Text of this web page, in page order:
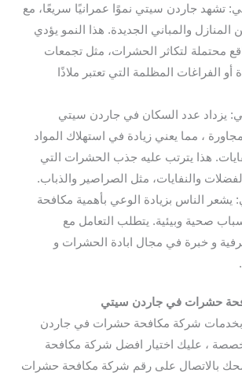
تشهد جاردن سيتي نموًا عمرانيًا سريعًا، مع
المنازل والمباني الجديدة. هذا النمو يؤدي
محتملة لتكاثر الحشرات، مثل تجمعات
أو الفراغات المظلمة التي تعتبر ملاذًا
يزداد عدد السكان في جاردن سيتي
، مما يعني زيادة في استهلاك المواد
هذا يترتب عليه جذب الحشرات التي
والنفايات، مثل الصراصير والذباب.
يشعر الناس بزيادة الوعي بأهمية مكافحة
صحية وبيئية. يتطلب التعامل مع
و خبرة في مجال ابادة الحشرات و
حشرات في جاردن سيتي
بخدمات شركة مكافحة حشرات في جاردن
، عليك اختيار افضل شركة مكافحة
بالاتصال على رقم شركة مكافحة حشرات